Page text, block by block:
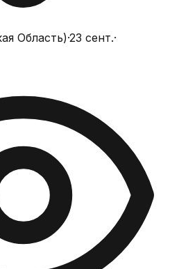
Область)·23 сент.·